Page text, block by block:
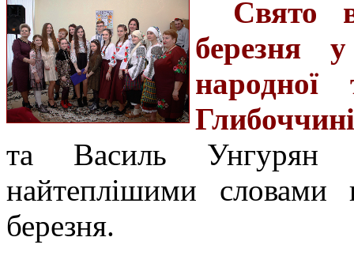
Свято
березня
народної
Глибоччині
та Василь Унгурян
найтеплішими
березня.